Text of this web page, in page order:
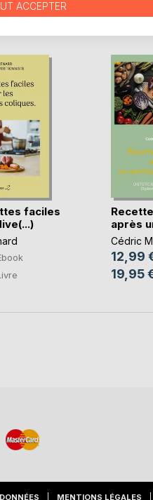
TITRES À
faciles
après
Cédric
12,99
19,95
MENTIONS LÉGALES
ACCEPTER